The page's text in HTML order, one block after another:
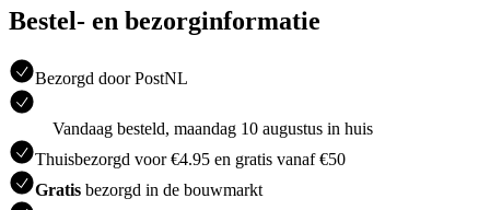
Bestel- en bezorginformatie
Bezorgd door PostNL
Vandaag besteld, maandag 10 augustus in huis
Thuisbezorgd voor €4.95 en gratis vanaf €50
Gratis bezorgd in de bouwmarkt